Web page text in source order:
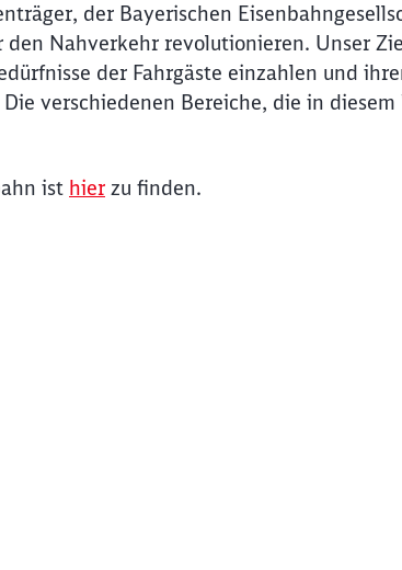
der Bayerischen
Nahverkehr revolutionieren. Unser
der Fahrgäste einzahlen und
verschiedenen Bereiche, die in
ist hier zu finden.